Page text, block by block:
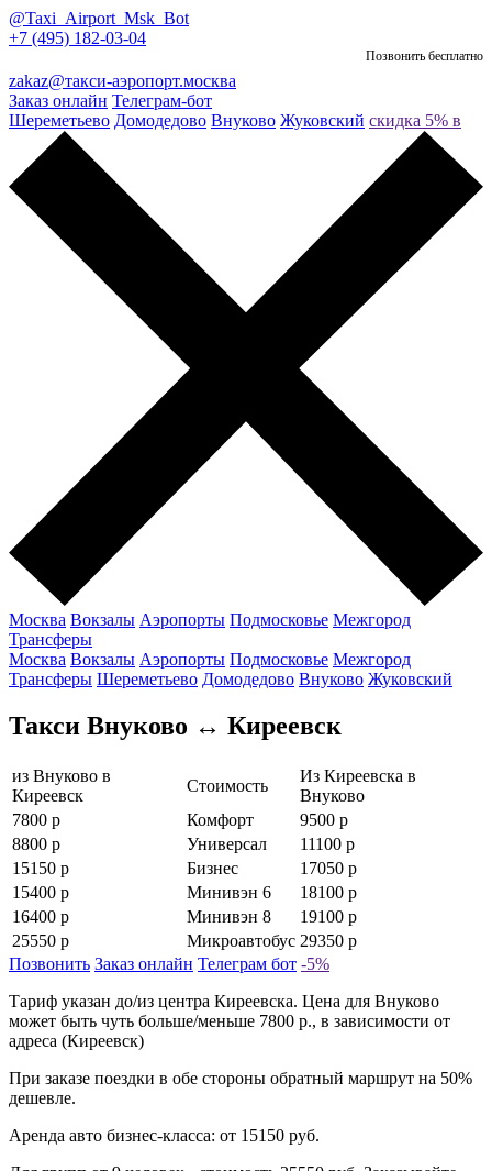
@Taxi_Airport_Msk_Bot
+7 (495) 182-03-04
Позвонить бесплатно
zakaz@такси-аэропорт.москва
Заказ онлайн Телеграм-бот
Шереметьево Домодедово Внуково Жуковский скидка 5% в
Москва Вокзалы Аэропорты Подмосковье Межгород
Трансферы
Москва Вокзалы Аэропорты Подмосковье Межгород
Трансферы Шереметьево Домодедово Внуково Жуковский
Такси Внуково ↔ Киреевск
из Внуково в
Киреевск
Стоимость
Из Киреевска в
Внуково
7800 р
Комфорт
9500 р
8800 р
Универсал
11100 р
15150 р
Бизнес
17050 р
15400 р
Минивэн 6
18100 р
16400 р
Минивэн 8
19100 р
25550 р
Микроавтобус 29350 р
Позвонить Заказ онлайн Телеграм бот -5%
Тариф указан до/из центра Киреевска. Цена для Внуково
может быть чуть больше/меньше 7800 р., в зависимости от
адреса (Киреевск)
При заказе поездки в обе стороны обратный маршрут на 50%
дешевле.
Аренда авто бизнес-класса: от 15150 руб.